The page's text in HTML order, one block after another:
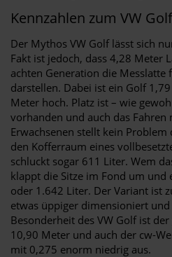
Kennzahlen zum VW Golf
Der Mythos VW Golf lässt sich
Fakt ist jedoch, dass 4,28 Meter
achten Generation die Messlatte
darstellen. Dabei ist ein Golf
Meter hoch. Platz ist – wie
vorhanden und auch das Fahren
Erwachsenen stellt kein
den Kofferraum eines
schluckt sogar 611 Liter. Wem
klappt die Sitze im Fond um
oder 1.642 Liter. Der Variant ist
etwas üppiger dimensioniert
Besonderheit des VW Golf ist
10,90 Meter und auch der cw-
mit 0,275 enorm niedrig aus.